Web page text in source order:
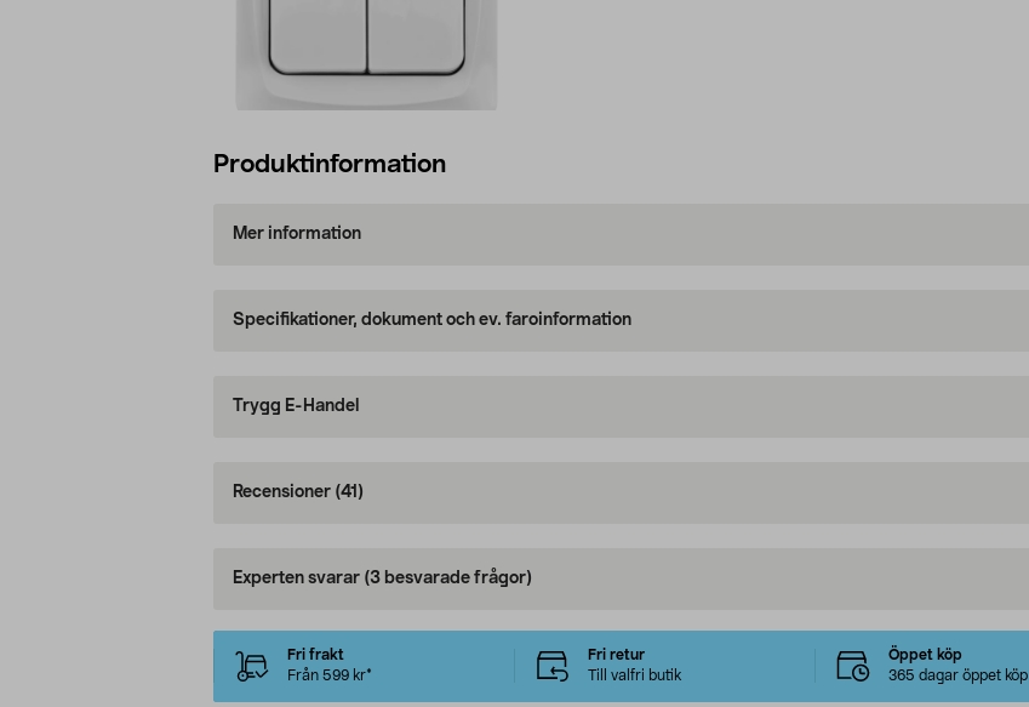
Produktinformation
Mer information
Specifikationer, dokument och ev. faroinformation
Trygg E-Handel
Recensioner (41)
Experten svarar (3 besvarade frågor)
Fri frakt
Från 599 kr*
Fri retur
Till valfri butik
Öppet köp
365 dagar öppet köp